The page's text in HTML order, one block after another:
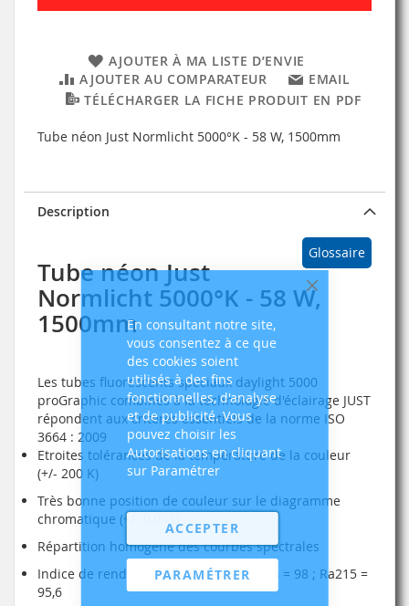
Fermer
En consultant notre site,
vous consentez à ce que
des cookies soient
utilisés à des fins
fonctionnelles, d'analyse
et de publicité. Vous
pouvez choisir les
Autorisations en cliquant
sur Paramétrer
ACCEPTER
PARAMÉTRER
AJOUTER À MA LISTE D’ENVIE
AJOUTER AU COMPARATEUR
EMAIL
TÉLÉCHARGER LA FICHE PRODUIT EN PDF
Tube néon Just Normlicht 5000°K - 58 W, 1500mm
Description
Glossaire
Tube néon Just
Normlicht 5000°K - 58 W,
1500mm
Les tubes fluorescents spéciaux daylight 5000
proGraphic combinés à la technologie d'éclairage JUST
répondent aux critères essentiels de la norme ISO
3664 : 2009
Etroites tolérances de la température de la couleur
(+/- 200 K)
Très bonne position de couleur sur le diagramme
chromatique (+/- 0,003)
Répartition homogène des courbes spectrales
Indice de rendu des couleurs élevé Ra8 = 98 ; Ra215 =
95,6